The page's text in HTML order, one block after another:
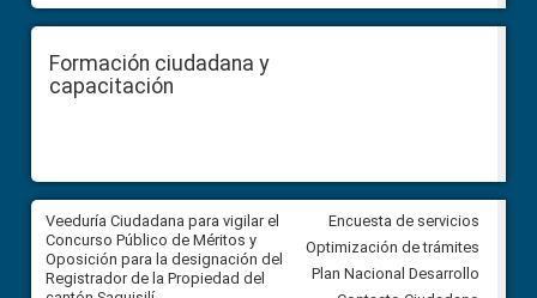
Formación ciudadana y
capacitación
Veeduría Ciudadana para vigilar el
Concurso Público de Méritos y
Oposición para la designación del
Registrador de la Propiedad del
Veeduría Ciudadana para
construcción del asfaltado de
Ballenita del cantón Santa
Encuesta de servicios
Optimización de trámites
Plan Nacional Desarrollo